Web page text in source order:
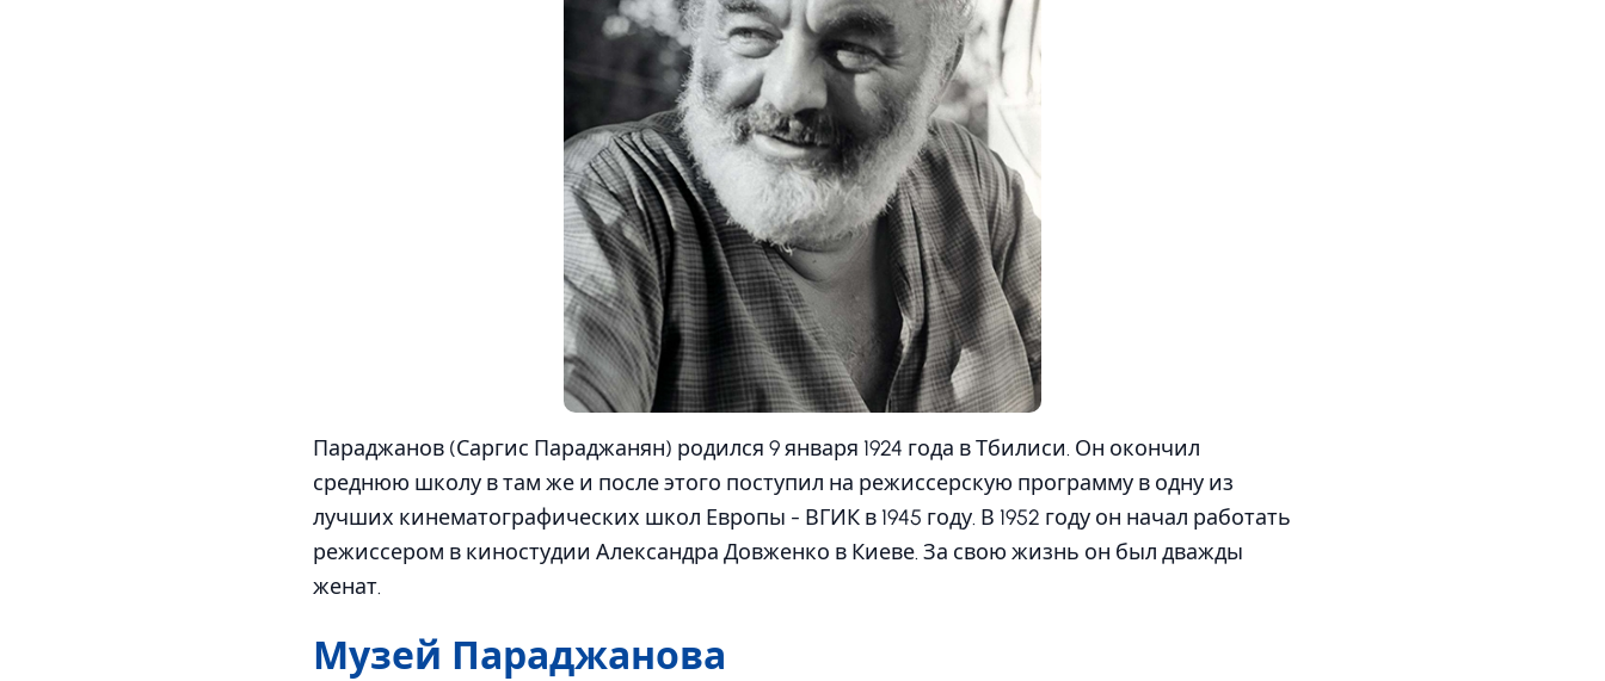
Параджанов (Саргис Параджанян) родился 9 января 1924 года в Тбилиси. Он окончил
среднюю школу в там же и после этого поступил на режиссерскую программу в одну из
лучших кинематографических школ Европы - ВГИК в 1945 году. В 1952 году он начал работать
режиссером в киностудии Александра Довженко в Киеве. За свою жизнь он был дважды
женат.
Музей Параджанова